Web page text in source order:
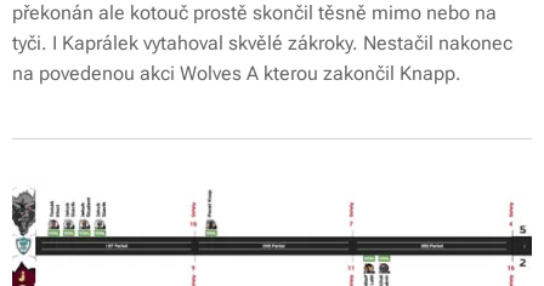
překonán ale kotouč prostě skončil těsně mimo nebo na
tyči. I Kaprálek vytahoval skvělé zákroky. Nestačil nakonec
na povedenou akci Wolves A kterou zakončil Knapp.